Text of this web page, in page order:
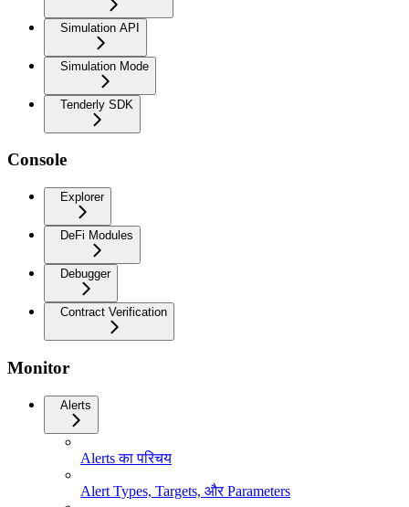
Simulation API
Simulation Mode
Tenderly SDK
Console
Explorer
DeFi Modules
Debugger
Contract Verification
Monitor
Alerts
Alerts का परिचय
Alert Types, Targets, और Parameters